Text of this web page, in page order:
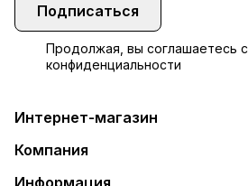
Подписаться
Продолжая, вы соглашаетесь с
конфиденциальности
Интернет-магазин
Компания
Информация